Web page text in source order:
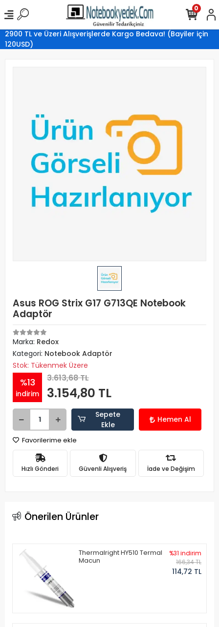
2900 TL ve Üzeri Alışverişlerde Kargo Bedava! (Bayiler için
120USD)
0
Asus ROG Strix G17 G713QE Notebook
Adaptör
Marka: Redox
Kategori: Notebook Adaptör
Stok: Tükenmek Üzere
%13
indirim
3.613,68 TL
3.154,80 TL
Sepete
Ekle
Hemen Al
Favorilerime ekle
Hızlı Gönderi Güvenli Alışveriş İade ve Değişim
Önerilen Ürünler
Thermalright HY510 Termal
Macun
%31 indirim
166,34 TL
114,72 TL